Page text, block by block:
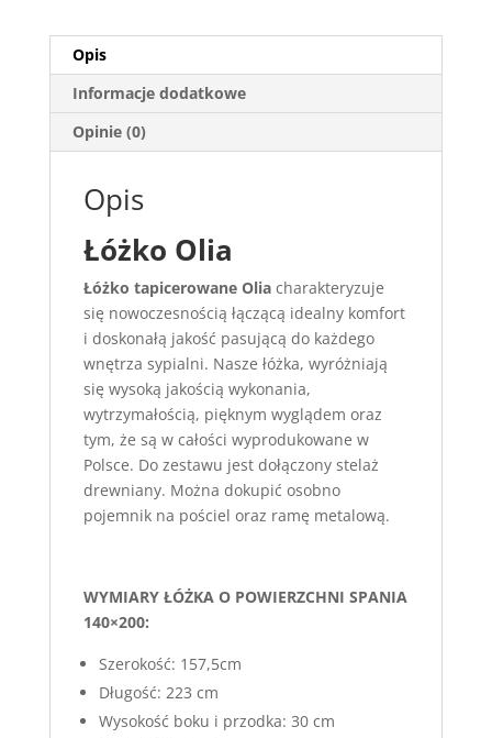
Opis
Informacje dodatkowe
Opinie (0)
Opis
Łóżko Olia
Łóżko tapicerowane Olia charakteryzuje
się nowoczesnością łączącą idealny komfort
i doskonałą jakość pasującą do każdego
wnętrza sypialni. Nasze łóżka, wyróżniają
się wysoką jakością wykonania,
wytrzymałością, pięknym wyglądem oraz
tym, że są w całości wyprodukowane w
Polsce. Do zestawu jest dołączony stelaż
drewniany. Można dokupić osobno
pojemnik na pościel oraz ramę metalową.
WYMIARY ŁÓŻKA O POWIERZCHNI SPANIA
140×200:
Szerokość: 157,5cm
Długość: 223 cm
Wysokość boku i przodka: 30 cm